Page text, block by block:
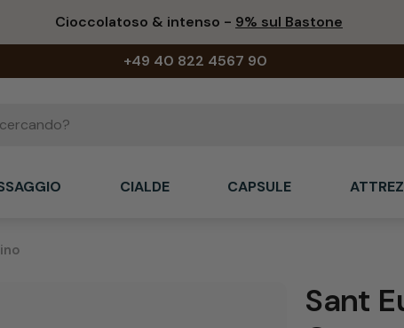
Cioccolatoso & intenso - 9% sul Bastone
+49 40 822 4567 90
CIALDE CAPSULE
Sant